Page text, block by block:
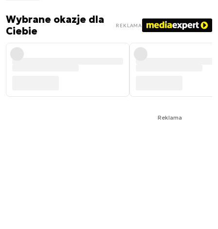
Wybrane okazje dla
Ciebie
REKLAMA
Reklama